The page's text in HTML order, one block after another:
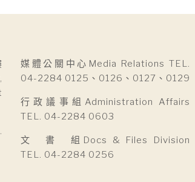
媒體公關中心Media Relations TEL.
04-2284 0125、0126、0127、0129
行政議事組Administration Affairs
TEL. 04-2284 0603
文 書 組Docs & Files Division
TEL. 04-2284 0256